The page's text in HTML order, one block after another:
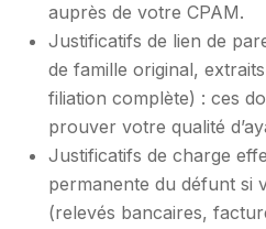
auprès de votre CPAM.
Justificatifs de lien de
de famille original,
filiation complète) : ces
prouver votre qualité
Justificatifs de charge
permanente du défunt si
(relevés bancaires,